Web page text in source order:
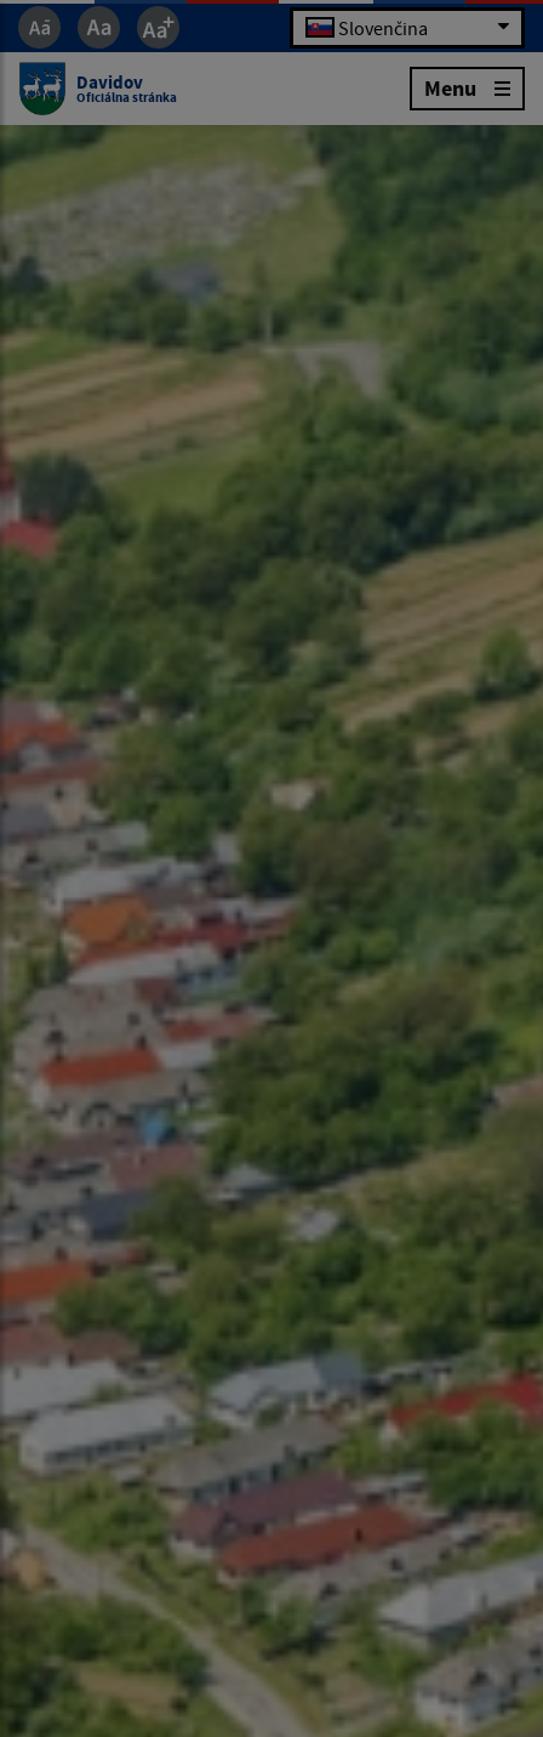
Slovenčina
Davidov
Oficiálna stránka Menu